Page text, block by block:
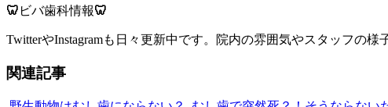
🦷 ビバ歯科情報🦷
TwitterやInstagramも日々更新中です。院内の雰囲気やスタッフの
関連記事